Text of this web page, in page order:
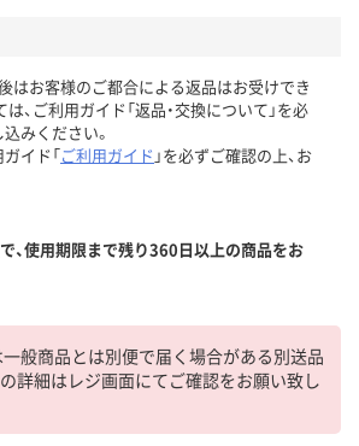
後はお客様のご都合による返品はお受けでき
、ご利用ガイド「返品・交換について」を必
みください。
イド「ご利用ガイド 」を必ずご確認の上、お
、使用期限まで残り360日以上の商品をお
般商品とは別便で届く場合がある別送品
詳細はレジ画面にてご確認をお願い致し